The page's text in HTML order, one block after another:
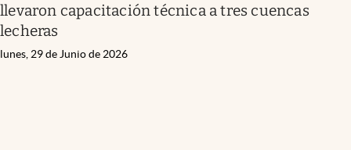
llevaron capacitación técnica a tres cuencas
lecheras
lunes, 29 de Junio de 2026